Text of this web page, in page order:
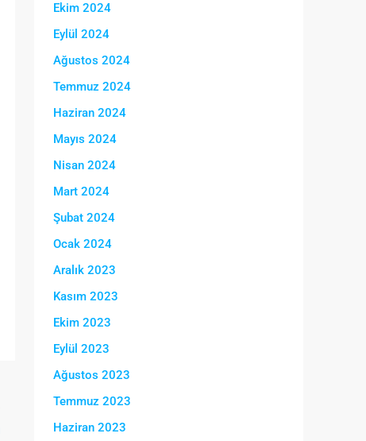
Ekim 2024
Eylül 2024
Ağustos 2024
Temmuz 2024
Haziran 2024
Mayıs 2024
Nisan 2024
Mart 2024
Şubat 2024
Ocak 2024
Aralık 2023
Kasım 2023
Ekim 2023
Eylül 2023
Ağustos 2023
Temmuz 2023
Haziran 2023